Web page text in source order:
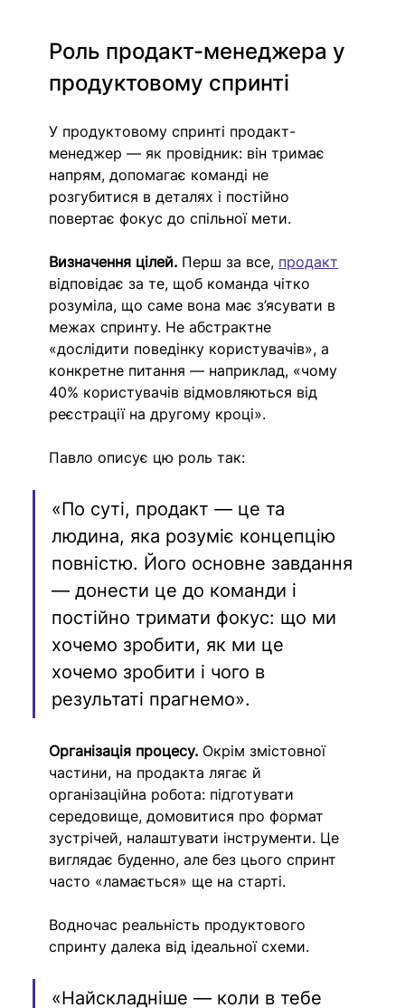
Роль продакт-менеджера у
продуктовому спринті
У продуктовому спринті продакт-
менеджер — як провідник: він тримає
напрям, допомагає команді не
розгубитися в деталях і постійно
повертає фокус до спільної мети.
Визначення цілей. Перш за все, продакт
відповідає за те, щоб команда чітко
розуміла, що саме вона має з’ясувати в
межах спринту. Не абстрактне
«дослідити поведінку користувачів», а
конкретне питання — наприклад, «чому
40% користувачів відмовляються від
реєстрації на другому кроці».
Павло описує цю роль так:
«По суті, продакт — це та
людина, яка розуміє концепцію
повністю. Його основне завдання
— донести це до команди і
постійно тримати фокус: що ми
хочемо зробити, як ми це
хочемо зробити і чого в
результаті прагнемо».
Організація процесу. Окрім змістовної
частини, на продакта лягає й
організаційна робота: підготувати
середовище, домовитися про формат
зустрічей, налаштувати інструменти. Це
виглядає буденно, але без цього спринт
часто «ламається» ще на старті.
Водночас реальність продуктового
спринту далека від ідеальної схеми.
«Найскладніше — коли в тебе